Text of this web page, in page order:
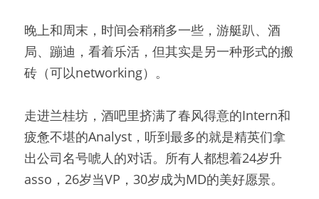
晚上和周末，时间会稍稍多一些，游艇趴、酒
局、蹦迪，看着乐活，但其实是另一种形式的搬
砖（可以networking）。
走进兰桂坊，酒吧里挤满了春风得意的Intern和
疲惫不堪的Analyst，听到最多的就是精英们拿
出公司名号唬人的对话。所有人都想着24岁升
asso，26岁当VP，30岁成为MD的美好愿景。